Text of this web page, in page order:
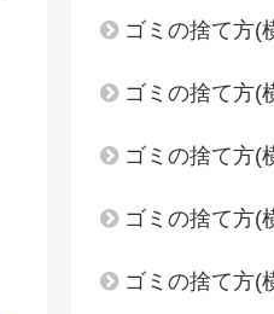
ゴミの捨て方(
ゴミの捨て方(
ゴミの捨て方(
ゴミの捨て方(
ゴミの捨て方(